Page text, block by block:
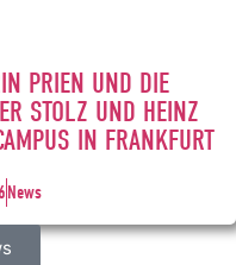
PRIEN UND DIE
STOLZ UND HEINZ
IN FRANKFURT
News